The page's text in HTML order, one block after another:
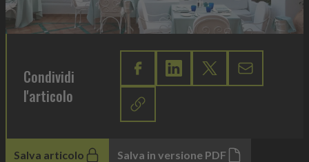
Condividi
l'articolo
Salva articolo Salva in versione PDF